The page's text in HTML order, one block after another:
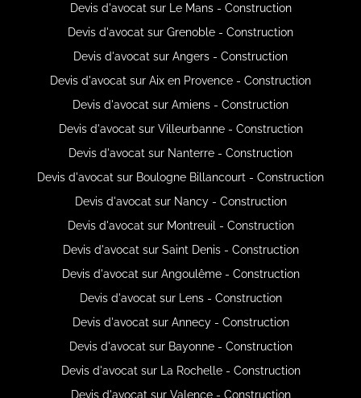
Devis d'avocat sur Le Mans - Construction
Devis d'avocat sur Grenoble - Construction
Devis d'avocat sur Angers - Construction
Devis d'avocat sur Aix en Provence - Construction
Devis d'avocat sur Amiens - Construction
Devis d'avocat sur Villeurbanne - Construction
Devis d'avocat sur Nanterre - Construction
Devis d'avocat sur Boulogne Billancourt - Construction
Devis d'avocat sur Nancy - Construction
Devis d'avocat sur Montreuil - Construction
Devis d'avocat sur Saint Denis - Construction
Devis d'avocat sur Angoulême - Construction
Devis d'avocat sur Lens - Construction
Devis d'avocat sur Annecy - Construction
Devis d'avocat sur Bayonne - Construction
Devis d'avocat sur La Rochelle - Construction
Devis d'avocat sur Valence - Construction